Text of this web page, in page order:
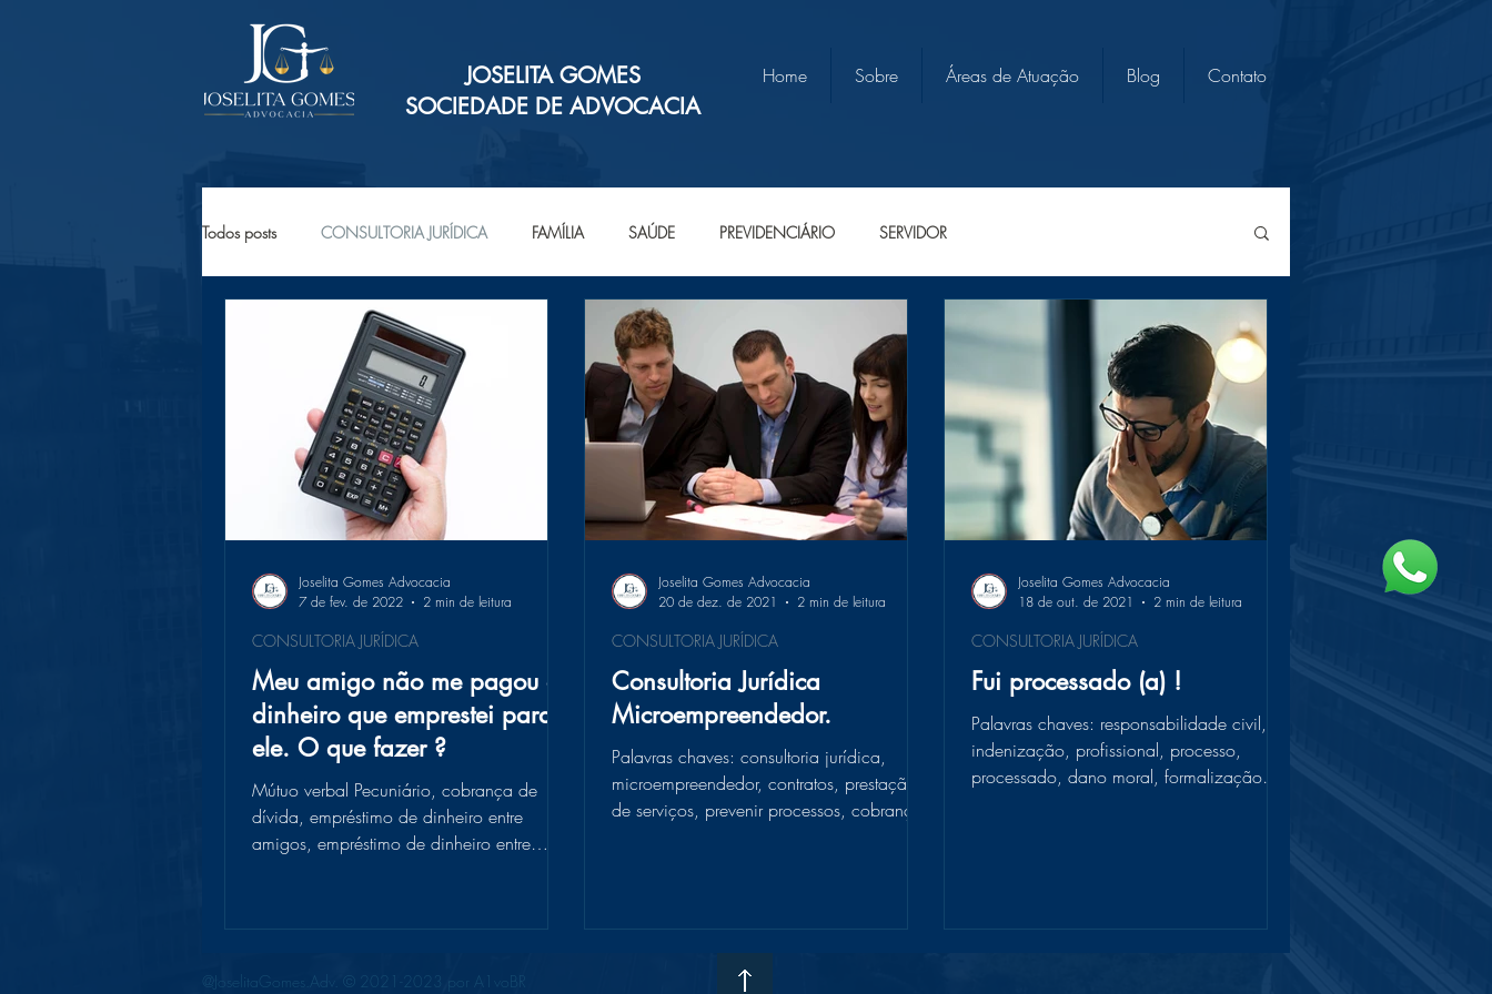
JOSELITA GOMES
SOCIEDADE DE ADVOCACIA
Home Sobre Áreas de Atuação Blog Contato
Todos posts CONSULTORIA JURÍDICA FAMÍLIA SAÚDE PREVIDENCIÁRIO SERVIDOR
Meu amigo não me pagou o
dinheiro que emprestei para
ele. O que fazer ?
Mútuo verbal Pecuniário, cobrança de
dívida, empréstimo de dinheiro entre
amigos, empréstimo de dinheiro entre
CONSULTORIA JURÍDICA
Joselita Gomes Advocacia
7 de fev. de 2022
2 min de leitura
Consultoria Jurídica
Microempreendedor.
Palavras chaves: consultoria jurídica,
microempreendedor, contratos, prestação
de serviços, prevenir processos, cobrança,
CONSULTORIA JURÍDICA
Joselita Gomes Advocacia
20 de dez. de 2021
2 min de leitura
Fui processado (a) !
Palavras chaves: responsabilidade civil,
indenização, profissional, processo,
processado, dano moral, formalização
CONSULTORIA JURÍDICA
Joselita Gomes Advocacia
18 de out. de 2021
2 min de leitura
@JoselitaGomes.Adv. © 2021-2023 por A1voBR